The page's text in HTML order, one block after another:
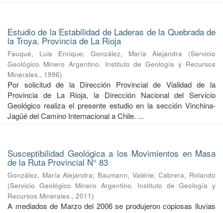
Estudio de la Estabilidad de Laderas de la Quebrada de
la Troya. Provincia de La Rioja
Fauqué, Luis Enrique; González, María Alejandra (Servicio
Geológico Minero Argentino. Instituto de Geología y Recursos
Minerales., 1996)
Por solicitud de la Dirección Provincial de Vialidad de la
Provincia de La Rioja, la Dirección Nacional del Servicio
Geológico realiza el pre­sente estudio en la sección Vinchina-
Jagüé del Camino Internacional a Chile. ...
Susceptibilidad Geológica a los Movimientos en Masa
de la Ruta Provincial N° 83
González, María Alejandra; Baumann, Valérie;Cabrera, Rolando
(Servicio Geológico Minero Argentino. Instituto de Geología y
Recursos Minerales., 2011)
A mediados de Marzo del 2006 se produjeron copiosas lluvias